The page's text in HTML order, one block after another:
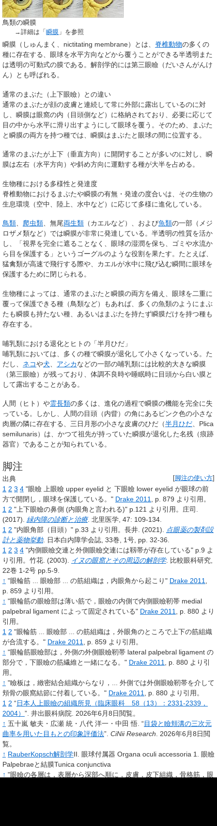
鳥類の瞬膜
→詳細は「瞬膜 」を参照
瞬膜（しゅんまく、nictitating membrane）とは、 脊椎動物の多くの
種に存在する、眼球を水平方向などから覆うことができる半透明また
は透明の可動式の膜である。解剖学的には第三眼瞼（だいさんがんけ
ん）とも呼ばれる。
通常のまぶた（上下眼瞼）との違い
通常のまぶたが顔の皮膚と連続して常に外部に露出しているのに対
し、瞬膜は眼窩の内（目頭側など）に格納されており、必要に応じて
目の中から水平に滑り出すようにして眼球を覆う。そのため、まぶた
と瞬膜の両方を持つ種では、瞬膜はまぶたと眼球の間に位置する。
通常のまぶたが上下（垂直方向）に開閉することが多いのに対し、瞬
膜は左右（水平方向）や斜め方向に運動する種が大半を占める。
生物種における多様性と発達度
脊椎動物におけるまぶたや瞬膜の有無・発達の度合いは、その生物の
生息環境（空中、陸上、水中など）に応じて多様に進化している。
鳥類、 爬虫類、無尾両生類 （カエルなど）、および魚類の一部（メジ
ロザメ類など）では瞬膜が非常に発達している。半透明の性質を活か
し、「視界を完全に遮ることなく、眼球の湿潤を保ち、ゴミや水流か
ら目を保護する」というゴーグルのような役割を果たす。たとえば、
猛禽類が高速で飛行する際や、カエルが水中に飛び込む瞬間に眼球を
保護するために閉じられる。
生物種によっては、通常のまぶたと瞬膜の両方を備え、眼球を二重に
覆って保護できる種（鳥類など）もあれば、多くの魚類のようにまぶ
たも瞬膜も持たない種、あるいはまぶたを持たず瞬膜だけを持つ種も
存在する。
哺乳類における退化とヒトの「半月ひだ」
哺乳類においては、多くの種で瞬膜が退化して小さくなっている。た
だし、 ネコや犬 アシカなどの一部の哺乳類には比較的大きな瞬膜
（第三眼瞼）が残っており、体調不良時や睡眠時に目頭から白い膜と
して露出することがある。
人間（ヒト）や霊長類の多くは、進化の過程で瞬膜の機能を完全に失
っている。しかし、人間の目頭（内眥）の角にあるピンク色の小さな
肉層の隣に存在する、三日月形の小さな皮膚のひだ（半月ひだ、Plica
semilunaris）は、かつて祖先が持っていた瞬膜が退化した名残（痕跡
器官）であることが知られている。
脚注
脚注の使い方
出典
1 2 3 4 "眼瞼 上眼瞼 upper eyelid と 下眼瞼 lower eyelid が眼球の前
方で開閉し，眼球を保護している。" Drake 2011 , p. 879 より引用。
1 2 "上下眼瞼の鼻側 (内眼角と言われる)" p.121 より引用。庄司.
(2017). 緑内障の診断と治療. 北里医学, 47: 109-134.
1 2 "内眼角部（目頭）" p.33 より引用。長井. (2021).
点眼薬の製剤設
計と薬物挙動. 日本白内障学会誌, 33巻, 1号, pp. 32-36.
1 2 3 4 "内側眼瞼交連と外側眼瞼交連には靱帯が存在している" p.9 よ
り引用。竹花. (2003).
イヌの眼窩とその周辺の解剖学. 比較眼科研究,
22巻 1-2号 pp.5-9.
↑ "眼輪筋 ... 眼瞼部 ... の筋組織は，内眼角から起こり" Drake 2011
p. 859 より引用。
↑ "眼輪筋の眼瞼部は薄い筋で，眼瞼の内側で内側眼瞼靭帯 medial
palpebral ligament によって固定されている" Drake 2011 , p. 880 より
引用。
1 2 "眼輪筋 ... 眼瞼部 ... の筋組織は，外眼角のところで上下の筋組織
が合流する。" Drake 2011 , p. 859 より引用。
↑ "眼輪筋眼瞼部は，外側の外側眼瞼靭帯 lateral palpebral ligament の
部分で，下眼瞼の筋繊維と一緒になる。" Drake 2011 , p. 880 より引
用。
↑ "瞼板は，緻密結合組織からなり，... 外側では外側眼瞼靭帯を介して
頬骨の眼窩結節に付着している。" Drake 2011 , p. 880 より引用。
1 2 “日本人上眼瞼の組織所見（臨床眼科 58（13）：2331-2339，
2004） ”. 井出眼科病院.
2026年6月8日閲覧。
↑ 五十嵐 敏夫・広瀬 統・八代 洋一・中田 悟. “目袋と瞼頬溝の三次元
曲率を用いた目もとの印象評価法”. CiNii Research
2026年6月8日閲
覧。
↑ RauberKopsch解剖学II. 眼球付属器 Organa oculi accessoria 1. 眼瞼
Palpebraeと結膜Tunica conjunctiva
↑ "眼瞼の各層は，表層から深部へ順に，皮膚，皮下組織，骨格筋，眼